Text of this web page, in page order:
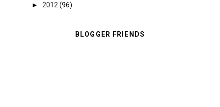
► 2012 (96)
BLOGGER FRIENDS